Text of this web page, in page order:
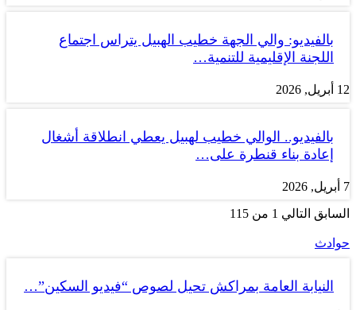
بالفيديو: والي الجهة خطيب الهبيل يتراس اجتماع
اللجنة الإقليمية للتنمية…
12 أبريل, 2026
بالفيديو.. الوالي خطيب لهبيل يعطي انطلاقة أشغال
إعادة بناء قنطرة على…
7 أبريل, 2026
السابق التالي 1 من 115
حوادث
النيابة العامة بمراكش تحيل لصوص “فيديو السكين”…